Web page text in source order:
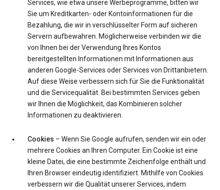
Services, wie etwa unsere Werbeprogramme, bitten wir
Sie um Kreditkarten- oder Kontoinformationen für die
Bezahlung, die wir in verschlüsselter Form auf sicheren
Servern aufbewahren. Möglicherweise verbinden wir die
von Ihnen bei der Verwendung Ihres Kontos
bereitgestellten Informationen mit Informationen aus
anderen Google-Services oder Services von Drittanbietern.
Auf diese Weise verbessern sich für Sie die Funktionalität
und die Servicequalität. Bei bestimmten Services geben
wir Ihnen die Möglichkeit, das Kombinieren solcher
Informationen zu deaktivieren.
Cookies – Wenn Sie Google aufrufen, senden wir ein oder
mehrere Cookies an Ihren Computer. Ein Cookie ist eine
kleine Datei, die eine bestimmte Zeichenfolge enthält und
Ihren Browser eindeutig identifiziert. Mithilfe von Cookies
verbessern wir die Qualität unserer Services, indem